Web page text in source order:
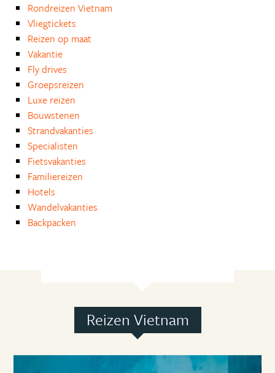
Rondreizen Vietnam
Vliegtickets
Reizen op maat
Vakantie
Fly drives
Groepsreizen
Luxe reizen
Bouwstenen
Strandvakanties
Specialisten
Fietsvakanties
Familiereizen
Hotels
Wandelvakanties
Backpacken
Reizen Vietnam